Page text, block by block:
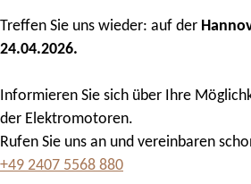
Treffen Sie uns wieder: auf der
24.04.2026.
Informieren Sie sich über Ihre
der Elektromotoren.
Rufen Sie uns an und vereinbaren
+49 2407 5568 880